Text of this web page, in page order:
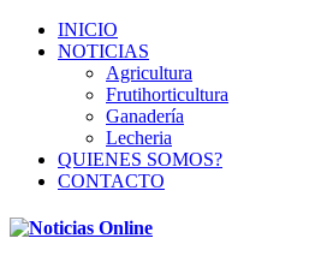
INICIO
NOTICIAS
Agricultura
Frutihorticultura
Ganadería
Lecheria
QUIENES SOMOS?
CONTACTO